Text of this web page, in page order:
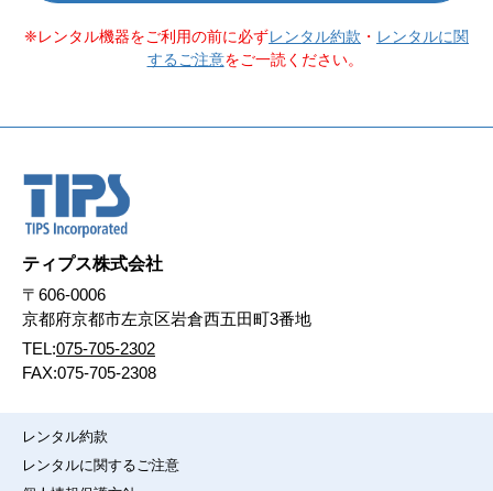
レンタル機器をご利用の前に必ずレンタル約款 ・ レンタルに関
するご注意をご一読ください。
ティプス株式会社
〒606-0006
京都府京都市左京区岩倉西五田町3番地
TEL:075-705-2302
FAX:075-705-2308
レンタル約款
レンタルに関するご注意